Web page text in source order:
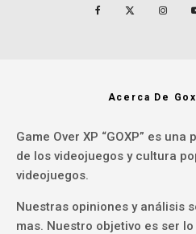
Acerca De
Game Over XP “GOXP” es
de los videojuegos y cultura
videojuegos.
Nuestras opiniones y análisis
mas. Nuestro objetivo es ser